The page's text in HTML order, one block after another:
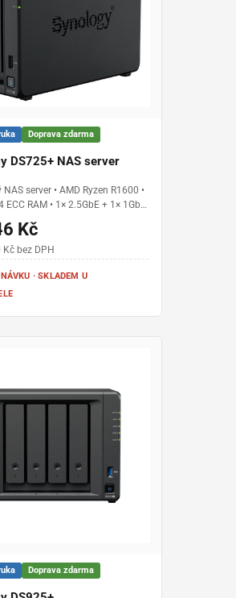
Doprava zdarma
DS725+ NAS server
server • AMD Ryzen R1600 •
ECC RAM • 1× 2.5GbE + 1× 1GbE
NVMe SSD • možnost rozšíření
• DiskStation Manager (DSM) •
uživatele
Kč
bez DPH
· SKLADEM U
Doprava zdarma